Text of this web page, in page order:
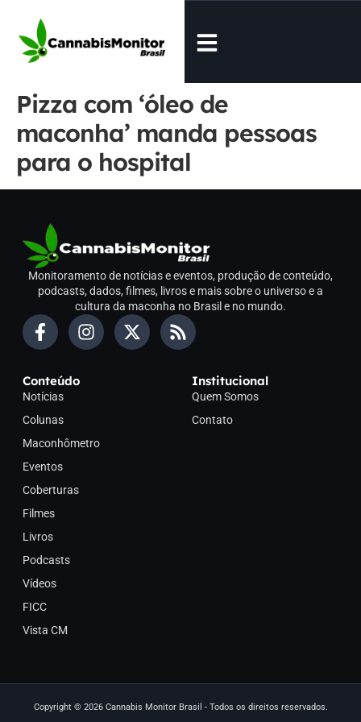
Pizza com ‘óleo de
maconha’ manda pessoas
para o hospital
Monitoramento de notícias e eventos, produção de conteúdo,
podcasts, dados, filmes, livros e mais sobre o universo e a
cultura da maconha no Brasil e no mundo.
Conteúdo
Notícias
Colunas
Maconhômetro
Eventos
Coberturas
Filmes
Livros
Podcasts
Vídeos
FICC
Vista CM
Institucional
Quem Somos
Contato
Copyright © 2026 Cannabis Monitor Brasil - Todos os direitos reservados.